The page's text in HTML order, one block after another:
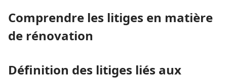
Comprendre les litiges en matière
de rénovation
Définition des litiges liés aux